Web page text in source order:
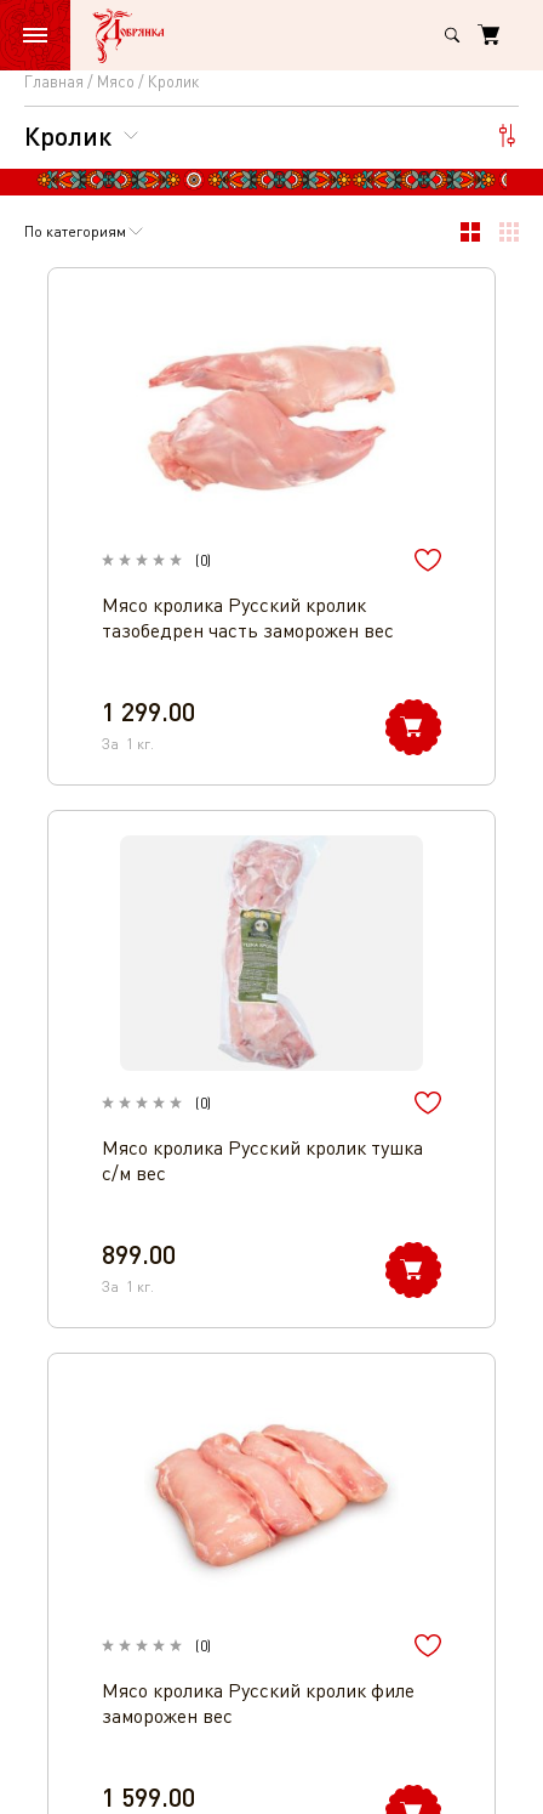
Главная Мясо Кролик
Кролик
Кролик
По категориям
(0)
Мясо кролика Русский кролик
тазобедрен часть заморожен вес
1 299.00
За 1 кг.
(0)
Мясо кролика Русский кролик тушка
с/м вес
899.00
За 1 кг.
(0)
Мясо кролика Русский кролик филе
заморожен вес
1 599.00